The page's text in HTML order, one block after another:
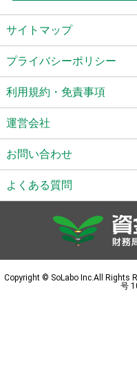
サイトマップ
プライバシーポリシー
利用規約・免責事項
運営会社
お問い合わせ
よくある質問
Copyright © SoLabo Inc.All Rights
号